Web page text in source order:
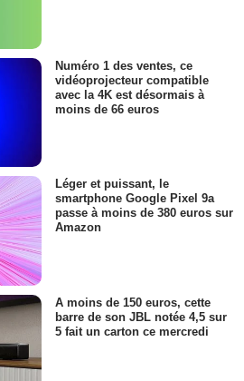
Numéro 1 des ventes, ce
vidéoprojecteur compatible
avec la 4K est désormais à
moins de 66 euros
Léger et puissant, le
smartphone Google Pixel 9a
passe à moins de 380 euros sur
Amazon
A moins de 150 euros, cette
barre de son JBL notée 4,5 sur
5 fait un carton ce mercredi